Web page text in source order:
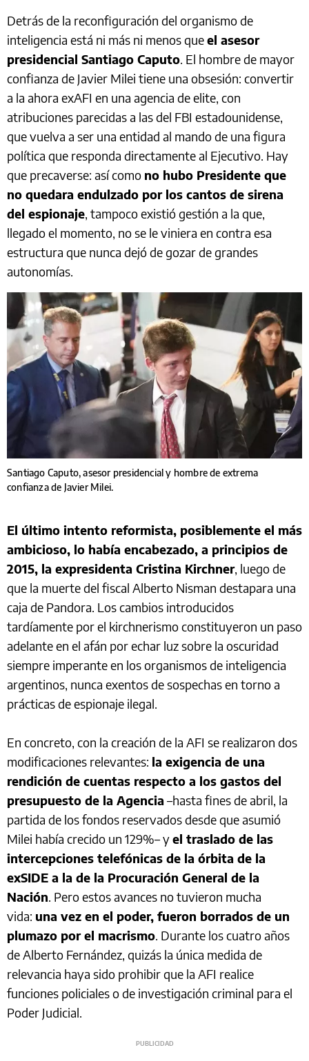
Detrás de la reconfiguración del organismo de
inteligencia está ni más ni menos queel asesor
presidencial Santiago Caputo. El hombre de mayor
confianza de Javier Milei tiene una obsesión: convertir
a la ahora exAFI en una agencia de elite, con
atribuciones parecidas a las del FBI estadounidense,
que vuelva a ser una entidad al mando de una figura
política que responda directamente al Ejecutivo. Hay
que precaverse: así como no hubo Presidente que
no quedara endulzado por los cantos de sirena
del espionaje, tampoco existió gestión a la que,
llegado el momento, no se le viniera en contra esa
estructura que nunca dejó de gozar de grandes
autonomías.
Santiago Caputo, asesor presidencial y hombre de extrema
confianza de Javier Milei.
El último intento reformista, posiblemente el más
ambicioso, lo había encabezado, a principios de
2015, la expresidenta Cristina Kirchner, luego de
que la muerte del fiscal Alberto Nisman destapara una
caja de Pandora. Los cambios introducidos
tardíamente por el kirchnerismo constituyeron un paso
adelante en el afán por echar luz sobre la oscuridad
siempre imperante en los organismos de inteligencia
argentinos, nunca exentos de sospechas en torno a
prácticas de espionaje ilegal.
En concreto, con la creación de la AFI se realizaron dos
modificaciones relevantes: la exigencia de una
rendición de cuentas respecto a los gastos del
presupuesto de la Agencia –hasta fines de abril, la
partida de los fondos reservados desde que asumió
Milei había crecido un 129%– yel traslado de las
intercepciones telefónicas de la órbita de la
exSIDE a la de la Procuración General de la
Nación. Pero estos avances no tuvieron mucha
vida: una vez en el poder, fueron borrados de un
plumazo por el macrismo. Durante los cuatro años
de Alberto Fernández, quizás la única medida de
relevancia haya sido prohibir que la AFI realice
funciones policiales o de investigación criminal para el
Poder Judicial.